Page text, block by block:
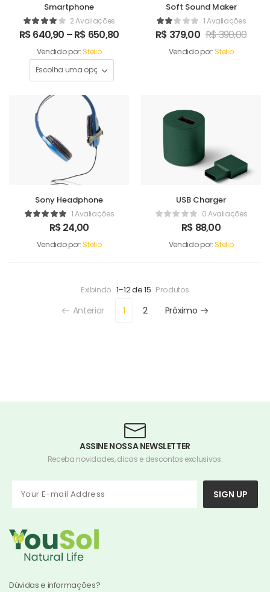
Smartphone
2 Avaliações
R$640,90 –R$ 650,80
Vendido por:Stelio
Soft Sound Maker
1 Avaliações
R$ 379,00 R$390,00
Vendido por:Stelio
Sony Headphone
1 Avaliações
R$24,00
Vendido por:Stelio
USB Charger
0 Avaliações
R$ 88,00
Vendido por:Stelio
Exibindo 1–12 de 15 Produtos
Anterior 1 2 Próximo
ASSINE NOSSA NEWSLETTER
Receba novidades, dicas e descontos exclusivos.
SIGN UP
Dúvidas e informações?